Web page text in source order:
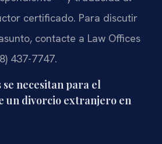
certificado. Para discutir
contacte a Law Offices
437-7747.
necesitan para el
un divorcio extranjero en